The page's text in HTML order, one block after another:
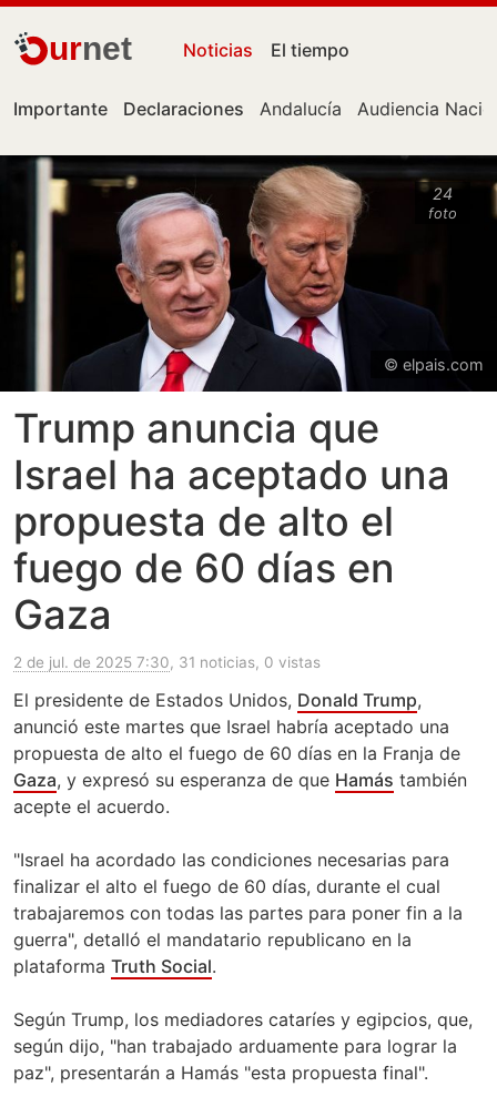
urnet Noticias El tiempo
Importante Declaraciones Andalucía Audiencia
24
foto
© elpais.com
Trump anuncia que
Israel ha aceptado una
propuesta de alto el
fuego de 60 días en
Gaza
2 de jul. de 2025 7:30, 31 noticias, 0 vistas
El presidente de Estados Unidos, Donald Trump,
anunció este martes que Israel habría aceptado una
propuesta de alto el fuego de 60 días en la Franja de
Gaza, y expresó su esperanza de que Hamás también
acepte el acuerdo.
"Israel ha acordado las condiciones necesarias para
finalizar el alto el fuego de 60 días, durante el cual
trabajaremos con todas las partes para poner fin a la
guerra", detalló el mandatario republicano en la
plataforma Truth Social.
Según Trump, los mediadores cataríes y egipcios, que,
según dijo, "han trabajado arduamente para lograr la
paz", presentarán a Hamás "esta propuesta final".